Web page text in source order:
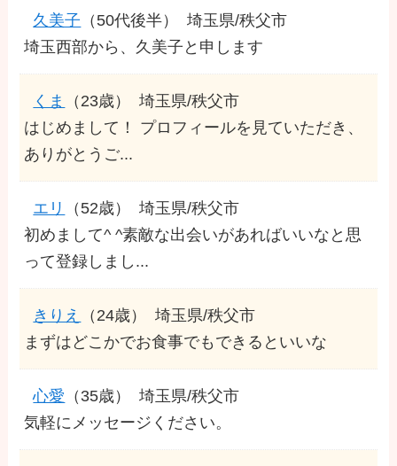
久美子 （50代後半）
埼玉県/秩父市
埼玉西部から、久美子と申します
くま （23歳）
埼玉県/秩父市
はじめまして！ プロフィールを見ていただき、
ありがとうご...
エリ （52歳）
埼玉県/秩父市
初めまして^ ^素敵な出会いがあればいいなと思
って登録しまし...
きりえ （24歳）
埼玉県/秩父市
まずはどこかでお食事でもできるといいな
心愛 （35歳）
埼玉県/秩父市
気軽にメッセージください。